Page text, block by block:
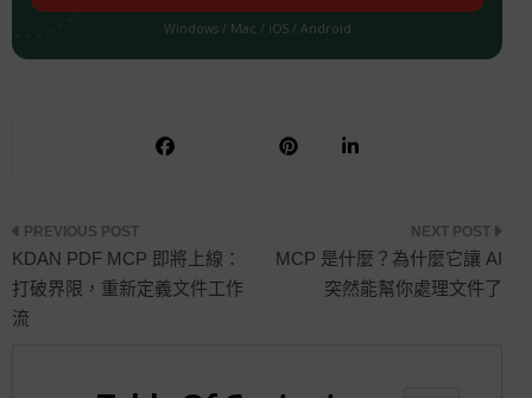
Windows / Mac / iOS / Android
文
章
KDAN PDF MCP 即將上線：
打破界限，重新定義文件工作
流
MCP 是什麼？為什麼它讓 AI
突然能幫你處理文件了